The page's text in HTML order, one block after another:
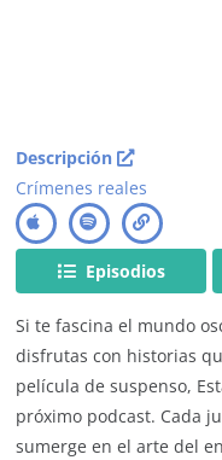
Descripción
Crímenes reales
Episodios
Si te fascina el mundo
disfrutas con historias
película de suspenso,
próximo podcast. Cada
sumerge en el arte del